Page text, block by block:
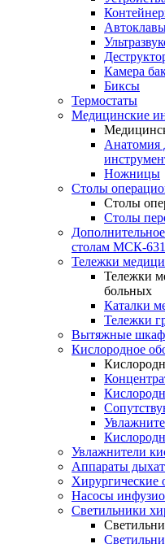
Камера
Биксы
Термостаты
Медицинские
Анатомия
Ножницы
Столы
Столы
Столы
столам МСК-
Тележки
Тележки
больных
Каталки
Тележки
Вытяжные
Кислородное
Увлажнители
Аппараты
Хирургические
Насосы
Светильники